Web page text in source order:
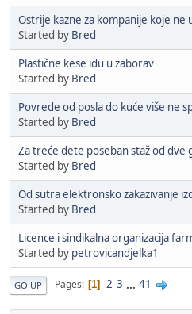
Ostrije kazne za kompanije koje ne
Started by Bred
Plastične kese idu u zaborav
Started by Bred
Povrede od posla do kuće više ne
Started by Bred
Za treće dete poseban staž od dve
Started by Bred
Od sutra elektronsko zakazivanje
Started by Bred
Licence i sindikalna organizacija
Started by petrovicandjelka1
GO UP Pages 1 2 3 ... 41